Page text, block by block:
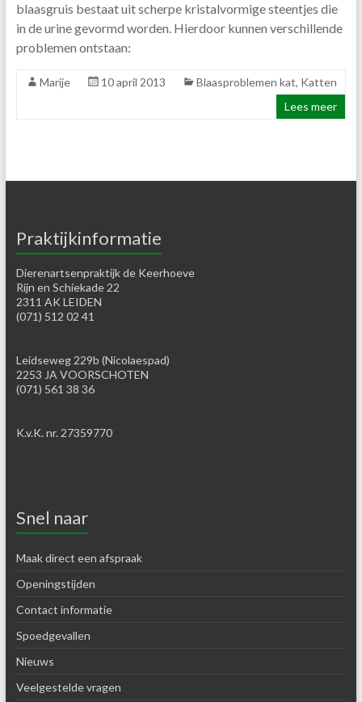
blaasgruis bestaat uit scherpe kristalvormige steentjes die
in de urine gevormd worden. Hierdoor kunnen verschillende
problemen ontstaan:
Marije 10 april 2013 Blaasproblemen kat, Katten
Lees meer
Praktijkinformatie
Dierenartsenpraktijk de Keerhoeve
Rijn en Schiekade 22
2311 AK LEIDEN
(071) 512 02 41
Leidseweg 229b (Nicolaespad)
2253 JA VOORSCHOTEN
(071) 561 38 36
K.v.K. nr. 27359770
Snel naar
Maak direct een afspraak
Openingstijden
Contact informatie
Spoedgevallen
Nieuws
Veelgestelde vragen